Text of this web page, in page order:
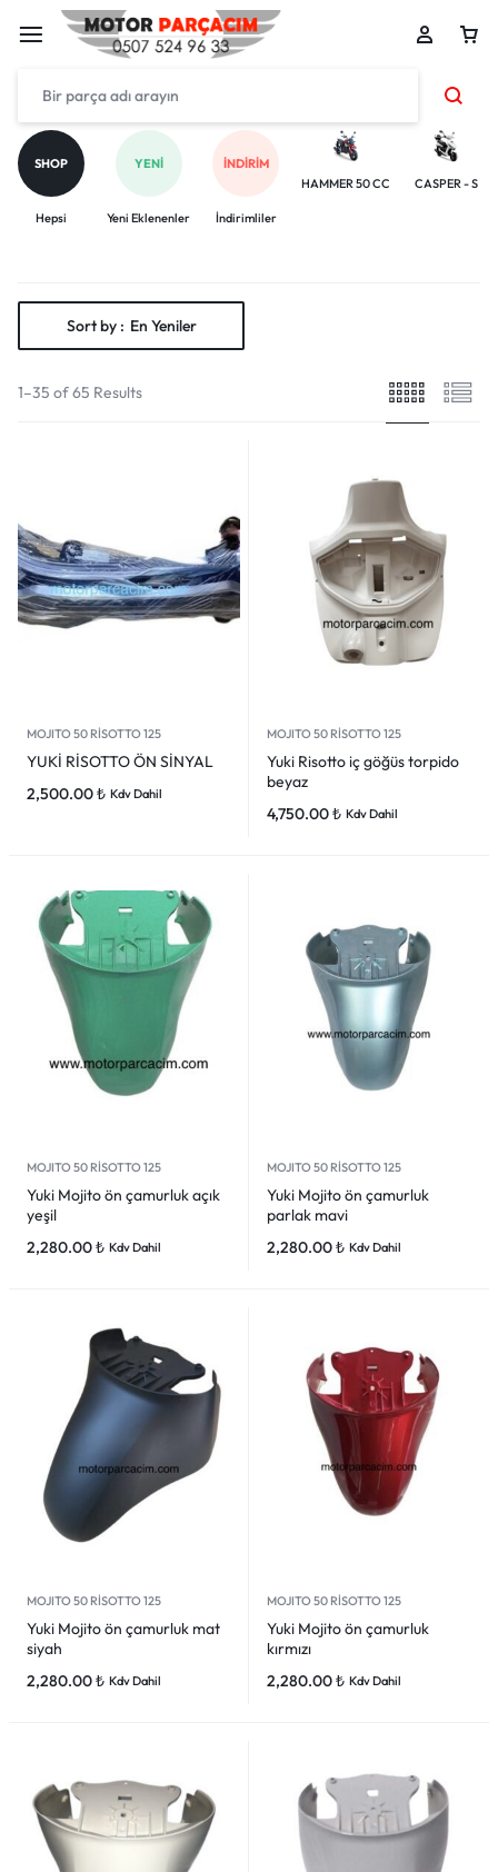
SHOP
Hepsi
YENI
Yeni Eklenenler
İNDIRIM
İndirimliler
HAMMER 50 CC CASPER - S
Sort by : En Yeniler
1–35 of 65 Results
MOJITO 50 RİSOTTO 125
YUKİ RİSOTTO ÖN SİNYAL
2,500.00₺ Kdv Dahil
MOJITO 50 RİSOTTO 125
Yuki Risotto iç göğüs torpido
beyaz
4,750.00₺ Kdv Dahil
MOJITO 50 RİSOTTO 125
Yuki Mojito ön çamurluk açık
yeşil
2,280.00₺ Kdv Dahil
MOJITO 50 RİSOTTO 125
Yuki Mojito ön çamurluk
parlak mavi
2,280.00₺ Kdv Dahil
MOJITO 50 RİSOTTO 125
Yuki Mojito ön çamurluk mat
siyah
2,280.00₺ Kdv Dahil
MOJITO 50 RİSOTTO 125
Yuki Mojito ön çamurluk
kırmızı
2,280.00₺ Kdv Dahil